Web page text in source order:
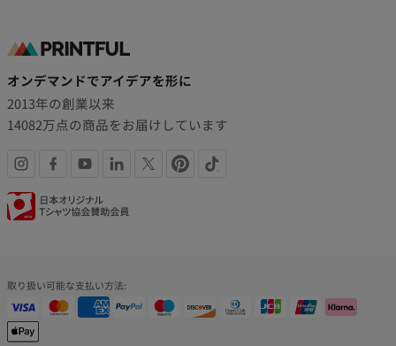
オンデマンドでアイデアを形に
2013年の創業以来
14082万点の商品をお届けしています
SNS
リ
ク
認
バ
ッ
取り扱い可能な支払い方法: